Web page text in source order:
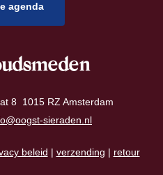
agenda
8 1015 RZ Amsterdam
sieraden.nl
beleid | verzending | retour